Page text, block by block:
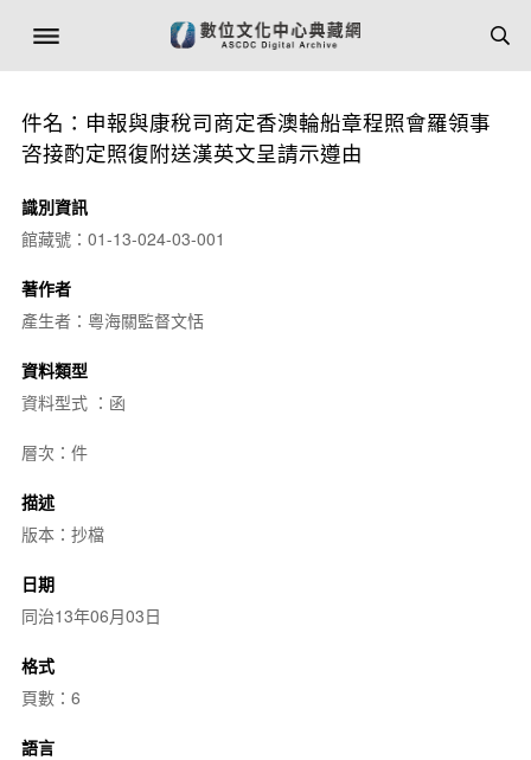
件名：申報與康稅司商定香澳輪船章程照會羅領事
咨接酌定照復附送漢英文呈請示遵由
識別資訊
館藏號：01-13-024-03-001
著作者
產生者：粵海關監督文恬
資料類型
資料型式 ：函
層次：件
描述
版本：抄檔
日期
同治13年06月03日
格式
頁數：6
語言